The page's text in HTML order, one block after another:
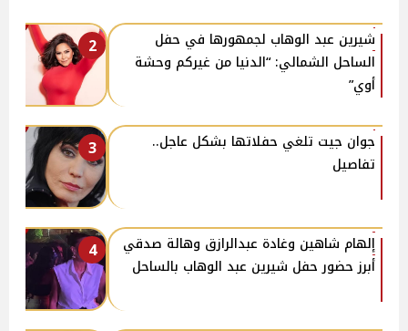
2
شيرين عبد الوهاب لجمهورها في حفل
الساحل الشمالي: “الدنيا من غيركم وحشة
أوي”
3
جوان جيت تلغي حفلاتها بشكل عاجل..
تفاصيل
4
إلهام شاهين وغادة عبدالرازق وهالة صدقي
أبرز حضور حفل شيرين عبد الوهاب بالساحل